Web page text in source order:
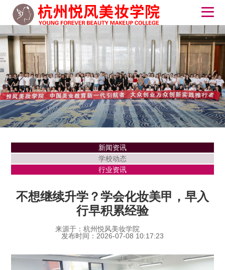
新闻资讯
学校动态
行业资讯
不想继续升学？学会化妆美甲，早入
行早积累经验
来源于：杭州悦风美妆学院
发布时间：2026-07-08 10:17:23